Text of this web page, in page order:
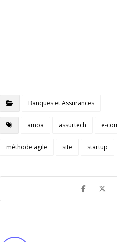
Banques et Assurances
amoa assurtech e-
méthode agile site startup